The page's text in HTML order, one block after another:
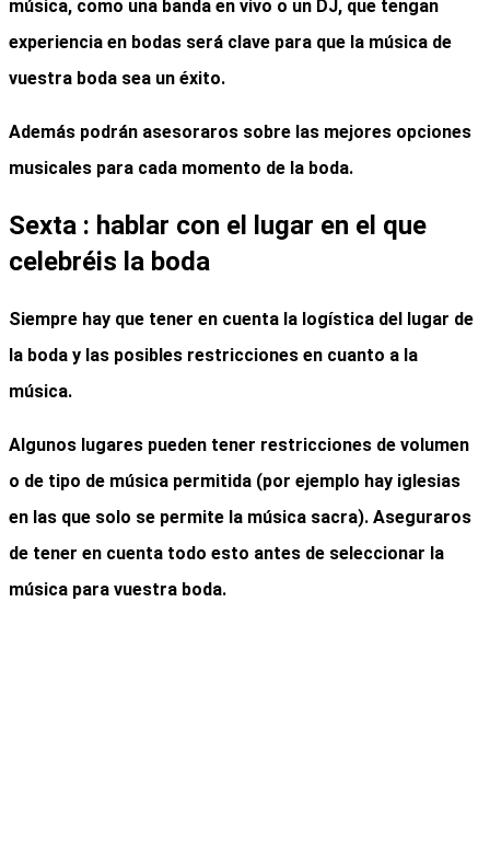
música, como una banda en vivo o un DJ, que tengan
experiencia en bodas será clave para que la música de
vuestra boda sea un éxito.
Además podrán asesoraros sobre las mejores opciones
musicales para cada momento de la boda.
Sexta : hablar con el lugar en el que
celebréis la boda
Siempre hay que tener en cuenta la logística del lugar de
la boda y las posibles restricciones en cuanto a la
música.
Algunos lugares pueden tener restricciones de volumen
o de tipo de música permitida (por ejemplo hay iglesias
en las que solo se permite la música sacra). Aseguraros
de tener en cuenta todo esto antes de seleccionar la
música para vuestra boda.